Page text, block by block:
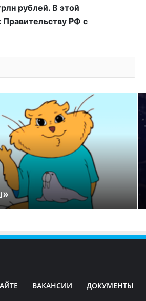
рублей. В этой
Правительству РФ с
ВАКАНСИИ ДОКУМЕНТЫ